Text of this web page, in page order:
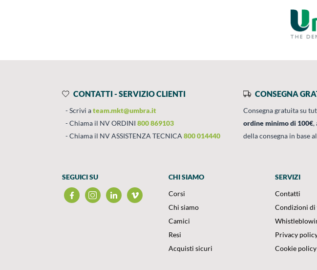
CONTATTI - SERVIZIO CLIENTI
Scrivi ateam.mkt@umbra.it
Chiama il NV ORDINI 800 869103
Chiama il NV ASSISTENZA TECNICA 800 014440
CONSEGNA
Consegna gratuita su
ordine minimo di 100€,
della consegna in base
SEGUICI SU
CHI SIAMO
Corsi
Chi siamo
Camici
Resi
Acquisti sicuri
SERVIZI
Contatti
Condizioni di
Privacy
Cookie policy